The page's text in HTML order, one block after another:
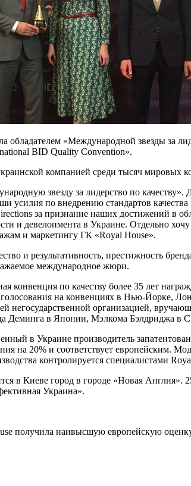
обладателем «Международной звезды за
BID Quality Convention».
компанией среди тысяч мировых
звезду за лидерство по качеству».
усилия по внедрению стандартов
за признание наших достижений в
и девелопмента в Украине. Отдельно
и маркетингу ГК «Royal House».
и результативность, престижность
международное жюри.
конвенция по качеству более 35 лет
на конвенциях в Нью-Йорке,
негосударственной организацией,
Деминга в Японии, Мэлкома Бэлдриджа в
в Украине производитель
на 20% и соответствует европейским.
контролируется специалистами
в Киеве город в городе «Новая Англия».
Украина».
получила наивысшую европейскую